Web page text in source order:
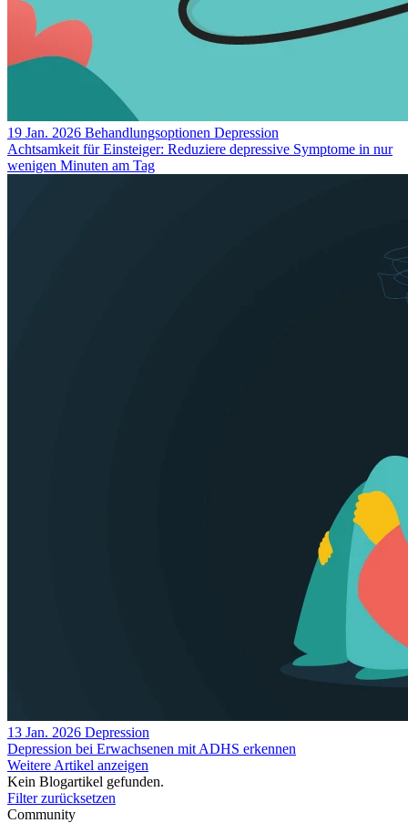
19 Jan. 2026 Behandlungsoptionen Depression
Achtsamkeit für Einsteiger: Reduziere depressive Symptome in nur
wenigen Minuten am Tag
13 Jan. 2026 Depression
Depression bei Erwachsenen mit ADHS erkennen
Weitere Artikel anzeigen
Kein Blogartikel gefunden.
Filter zurücksetzen
Community